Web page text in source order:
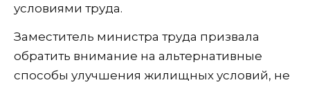
условиями труда.
Заместитель министра труда призвала
обратить внимание на альтернативные
способы улучшения жилищных условий, не